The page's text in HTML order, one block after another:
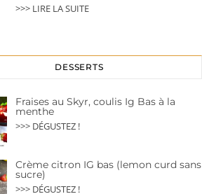
>>> LIRE LA SUITE
DESSERTS
Fraises au Skyr, coulis Ig Bas à la
menthe
>>> DÉGUSTEZ !
Crème citron IG bas (lemon curd sans
sucre)
>>> DÉGUSTEZ !